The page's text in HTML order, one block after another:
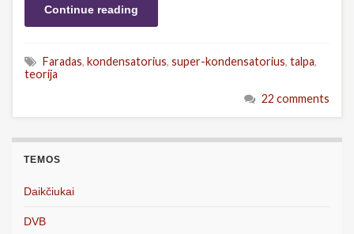
Continue reading
Faradas, kondensatorius, super-kondensatorius, talpa,
teorija
22 comments
TEMOS
Daikčiukai
DVB